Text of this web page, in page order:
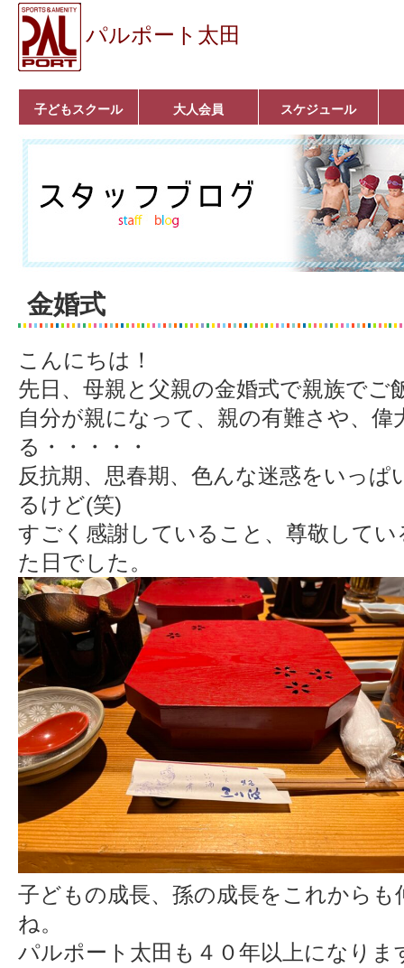
パルポート太田
子どもスクール
ベビーコース
幼児コース
小学生コース
育成コース
選手コース
キッズパーク(体操教
室)
クラシックバレエ
ボルダリング
■入会案内
大人会員
いきいきコース
トライアスロン
フィットネス
■入会案内
スケジュール
金婚式
こんにちは！
先日、母親と父親の金婚式で親族でご
自分が親になって、親の有難さや、偉
る・・・・・
反抗期、思春期、色んな迷惑をいっ
るけど(笑)
すごく感謝していること、尊敬して
た日でした。
子どもの成長、孫の成長をこれから
ね。
パルポート太田も４０年以上になりま